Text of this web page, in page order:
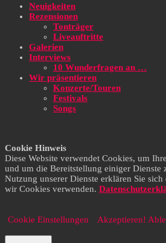
Neuigkeiten
Rezensionen
Tonträger
Liveauftritte
Galerien
Interviews
10 Wunderfragen an …
Wir präsentieren
Konzerte/Touren
Festivals
Songs
Cookie Hinweis
Diese Website verwendet Cookies, um
und um die Bereitstellung einiger Dienste
Nutzung unserer Dienste erklären Sie
wir Cookies verwenden.
Cookie Einstellungen Akzeptieren!